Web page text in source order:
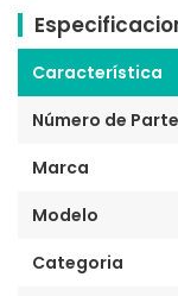
Característica
Número de Parte
Marca
Modelo
Categoria